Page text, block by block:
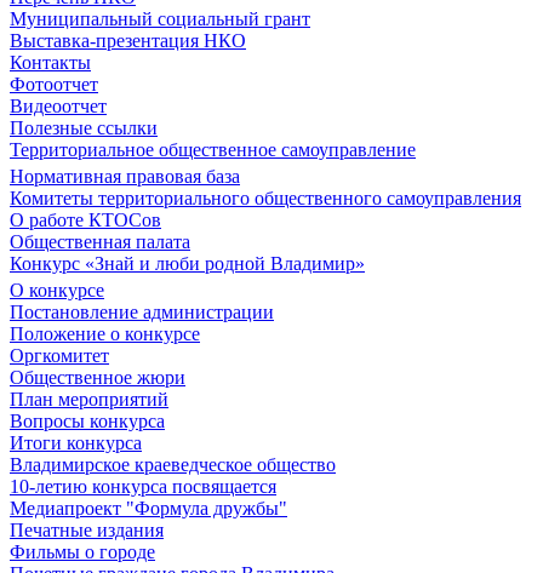
Муниципальный социальный грант
Выставка-презентация НКО
Контакты
Фотоотчет
Видеоотчет
Полезные ссылки
Территориальное общественное самоуправление
Нормативная правовая база
Комитеты территориального общественного самоуправления
О работе КТОСов
Общественная палата
Конкурс «Знай и люби родной Владимир»
О конкурсе
Постановление администрации
Положение о конкурсе
Оргкомитет
Общественное жюри
План мероприятий
Вопросы конкурса
Итоги конкурса
Владимирское краеведческое общество
10-летию конкурса посвящается
Медиапроект "Формула дружбы"
Печатные издания
Фильмы о городе